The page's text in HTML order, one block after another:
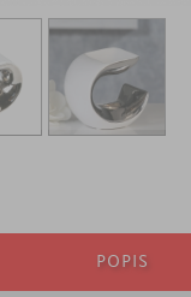
POPIS